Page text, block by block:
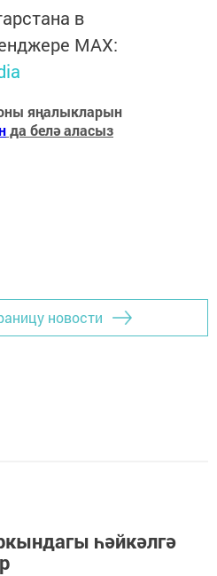
в
MАХ:
яңалыкларын
да белә аласыз
новости
һәйкәлгә